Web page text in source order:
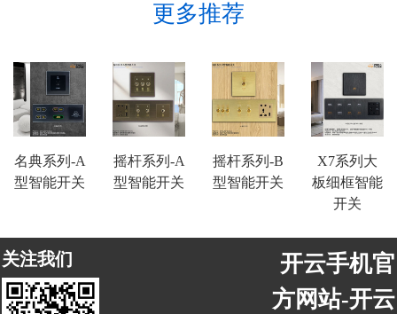
更多推荐
名典系列-A
型智能开关
摇杆系列-A
型智能开关
摇杆系列-B
型智能开关
X7系列大
板细框智能
开关
关注我们
开云手机官
方网站-开云